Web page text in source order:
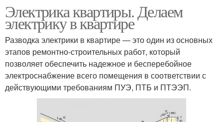
Электрика квартиры. Делаем
электрику в квартире
Разводка электрики в квартире — это один из основных
этапов ремонтно-строительных работ, который
позволяет обеспечить надежное и бесперебойное
электроснабжение всего помещения в соответствии с
действующими требованиям ПУЭ, ПТБ и ПТЭЭП.